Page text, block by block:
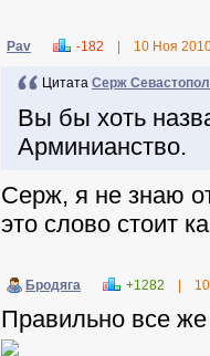
Pav -182 10 Ноя
Цитата Серж
Вы бы хоть
Арминианство.
Серж, я не знаю
это слово стоит
Бродяга +1282
Правильно все